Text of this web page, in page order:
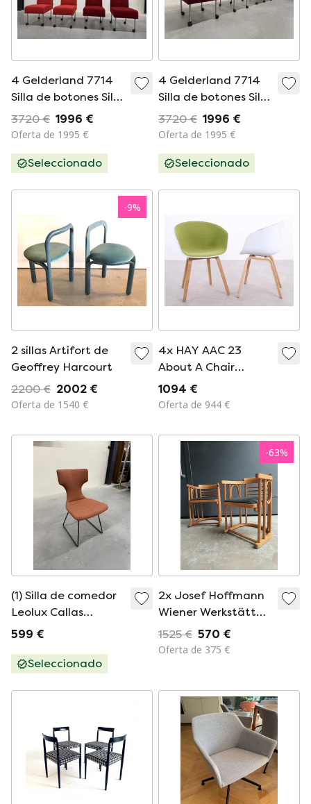
4 Gelderland 7714
Silla de botones Silla
de diseño de tela
3720 € 1996 €
Oferta de 1995 €
Seleccionado
4 Gelderland 7714
Silla de botones Silla
de diseño de tela
3720 € 1996 €
Oferta de 1995 €
Seleccionado
-9%
2 sillas Artifort de
Geoffrey Harcourt
2200 € 2002 €
Oferta de 1540 €
4x HAY AAC 23
About A Chair
verde/blanco
1094 €
Oferta de 944 €
(1) Silla de comedor
Leolux Callas
Artisan Feltwool
599 €
Seleccionado
-63%
2x Josef Hoffmann
Wiener Werkstätte
Fledermaus sillón
1525 € 570 €
Oferta de 375 €